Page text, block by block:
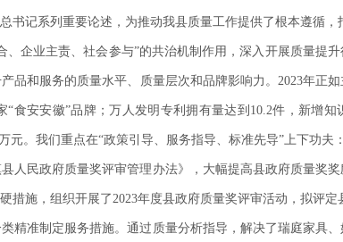
记系列重要论述，为推动我县质量工作提供了根本遵循，
企业主责、社会参与”的共治机制作用，深入开展质量提
和服务的质量水平、质量层次和品牌影响力。2023年正
食安安徽”品牌；万人发明专利拥有量达到10.2件，新增知
。我们重点在“政策引导、服务指导、标准先导”上下功夫：
民政府质量奖评审管理办法》，大幅提高县政府质量奖
施，组织开展了2023年度县政府质量奖评审活动，拟评定
准制定服务措施。通过质量分析指导，解决了瑞庭家具